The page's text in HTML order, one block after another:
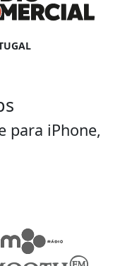
para iPhone,